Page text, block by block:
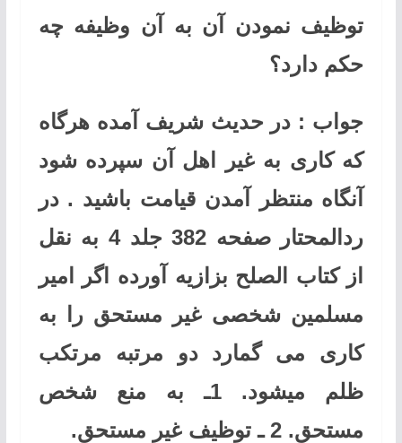
توظیف نمودن آن به آن وظیفه چه
حکم دارد؟
جواب : در حدیث شریف آمده هرگاه
که کاری به غیر اهل آن سپرده شود
آنگاه منتظر آمدن قیامت باشید . در
ردالمحتار صفحه 382 جلد 4 به نقل
از کتاب الصلح بزازیه آورده اگر امیر
مسلمین شخصی غیر مستحق را به
کاری می گمارد دو مرتبه مرتکب
ظلم میشود. 1ـ به منع شخص
مستحق. 2 ـ توظیف غیر مستحق.